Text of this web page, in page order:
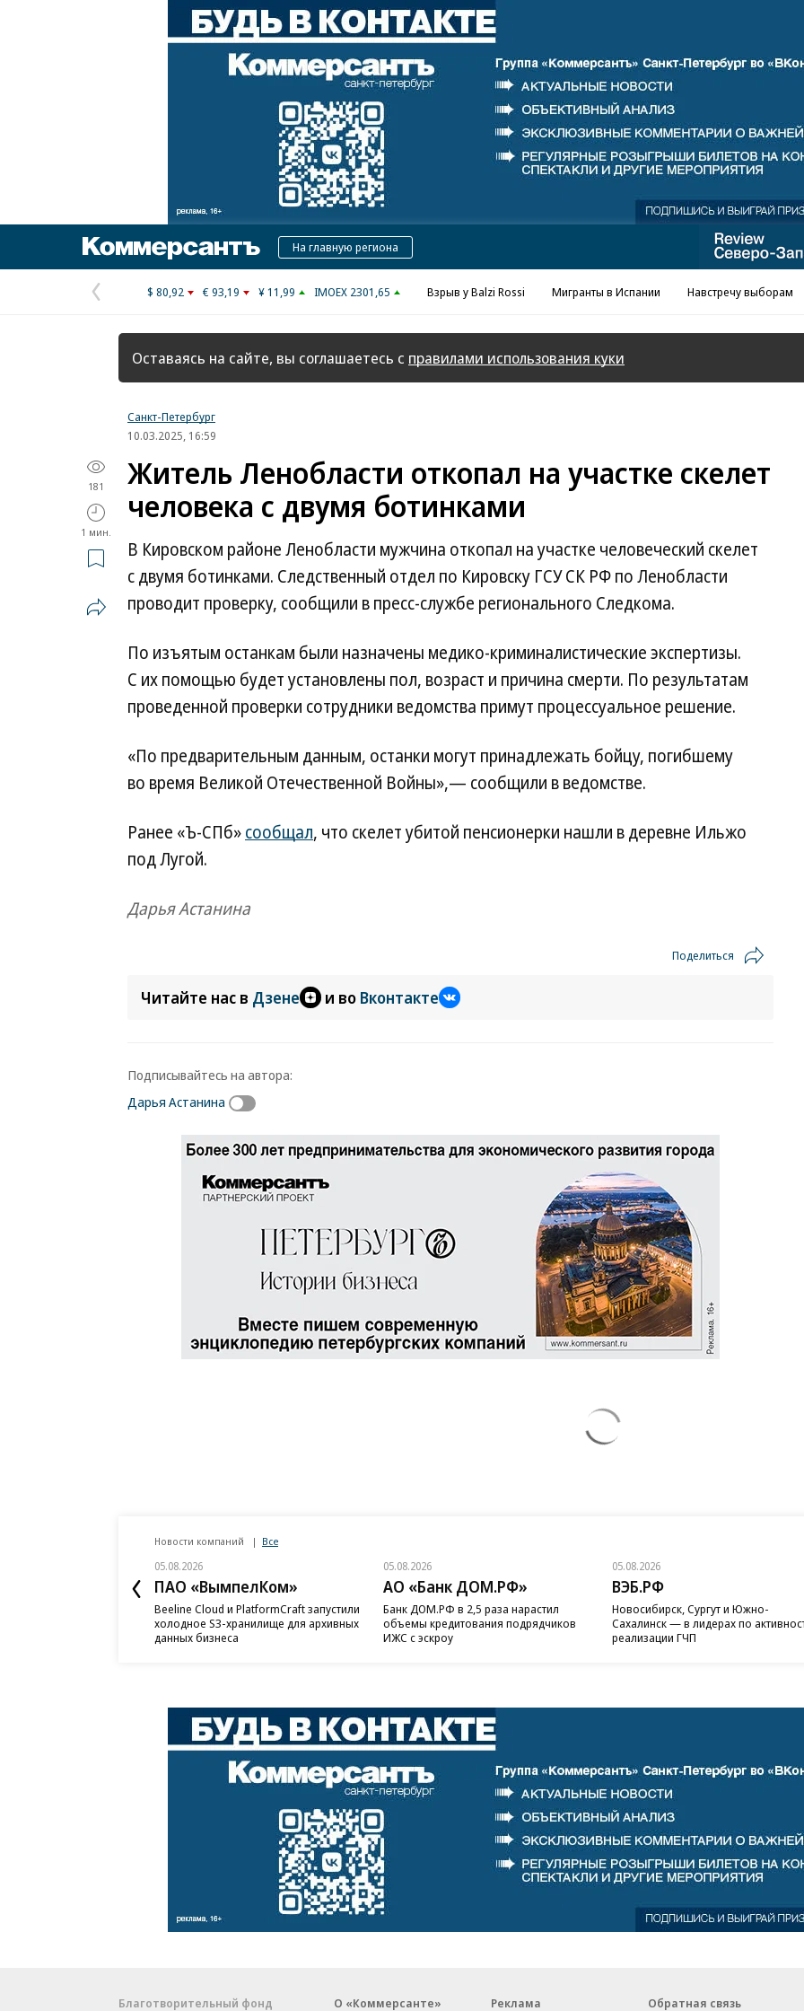
Реклама в «Ъ» www.kommersant.ru/ad
КоммерсантъНа главную региона
Предыдущая
страница
$ 80,92 € 93,19 ¥ 11,99 IMOEX 2301,65 Взрыв у Balzi Rossi Мигранты в Испании Навстречу выборам
Оставаясь на сайте, вы соглашаетесь с правилами использования куки
Санкт-Петербург
10.03.2025, 16:59
181
1 мин.
Житель Ленобласти откопал на участке скелет
человека с двумя ботинками
В Кировском районе Ленобласти мужчина откопал на участке человеческий скелет
с двумя ботинками. Следственный отдел по Кировску ГСУ СК РФ по Ленобласти
проводит проверку, сообщили в пресс-службе регионального Следкома.
По изъятым останкам были назначены медико-криминалистические экспертизы.
С их помощью будет установлены пол, возраст и причина смерти. По результатам
проведенной проверки сотрудники ведомства примут процессуальное решение.
«По предварительным данным, останки могут принадлежать бойцу, погибшему
во время Великой Отечественной Войны»,— сообщили в ведомстве.
Ранее «Ъ-СПб»сообщал, что скелет убитой пенсионерки нашли в деревне Ильжо
под Лугой.
Дарья Астанина
Поделиться
Читайте нас в Дзене и во Вконтакте
Подписывайтесь на автора:
Дарья Астанина
Новости компаний Все
05.08.2026
ПАО «ВымпелКом»
Beeline Cloud и PlatformCraft запустили
холодное S3-хранилище для архивных
данных бизнеса
05.08.2026
АО «Банк ДОМ.РФ»
Банк ДОМ.РФ в 2,5 раза нарастил
объемы кредитования подрядчиков
ИЖС с эскроу
05.08.2026
ВЭБ.РФ
Новосибирск, Сургут и Южно-
Сахалинск — в лидерах по
реализации ГЧП
Благотворительный фонд О «Коммерсанте» Реклама Обратная связь